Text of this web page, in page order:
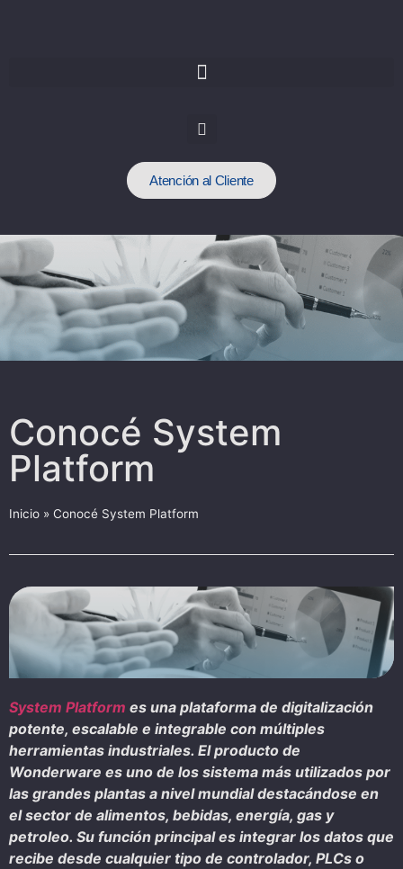
Atención al Cliente
Conocé System
Platform
Inicio » Conocé System Platform
System Platform es una plataforma de digitalización
potente, escalable e integrable con múltiples
herramientas industriales. El producto de
Wonderware es uno de los sistema más utilizados por
las grandes plantas a nivel mundial destacándose en
el sector de alimentos, bebidas, energía, gas y
petroleo. Su función principal es integrar los datos que
recibe desde cualquier tipo de controlador, PLCs o